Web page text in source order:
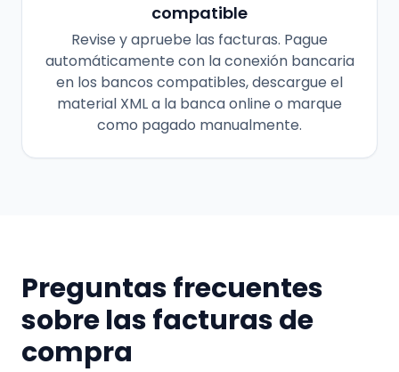
compatible
Revise y apruebe las facturas. Pague
automáticamente con la conexión bancaria
en los bancos compatibles, descargue el
material XML a la banca online o marque
como pagado manualmente.
Preguntas frecuentes
sobre las facturas de
compra